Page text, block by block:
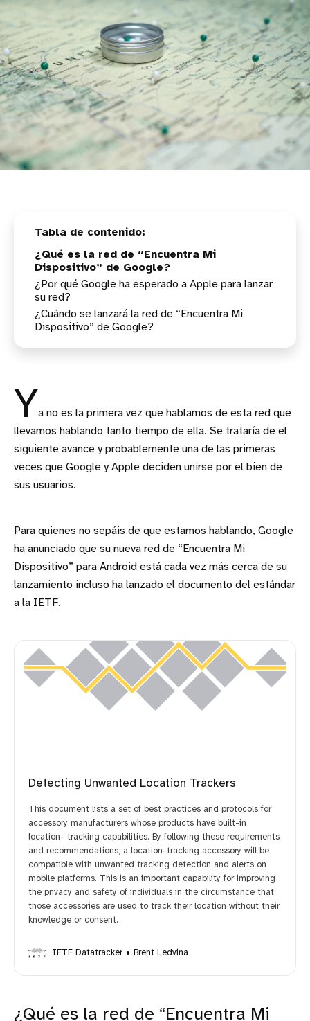
¿Qué es la red de “Encuentra Mi
Dispositivo” de Google?
¿Por qué Google ha esperado a Apple para lanzar
su red?
¿Cuándo se lanzará la red de “Encuentra Mi
Dispositivo” de Google?
Ya no es la primera vez que hablamos de esta red que
llevamos hablando tanto tiempo de ella. Se trataría de el
siguiente avance y probablemente una de las primeras
veces que Google y Apple deciden unirse por el bien de
sus usuarios.
Para quienes no sepáis de que estamos hablando, Google
ha anunciado que su nueva red de “Encuentra Mi
Dispositivo” para Android está cada vez más cerca de su
lanzamiento incluso ha lanzado el documento del estándar
a la IETF.
Detecting Unwanted Location Trackers
This document lists a set of best practices and protocols for
accessory manufacturers whose products have built-in
location- tracking capabilities. By following these requirements
and recommendations, a location-tracking accessory will be
compatible with unwanted tracking detection and alerts on
mobile platforms. This is an important capability for improving
the privacy and safety of individuals in the circumstance that
those accessories are used to track their location without their
knowledge or consent.
IETF Datatracker Brent Ledvina
¿Qué es la red de “Encuentra Mi